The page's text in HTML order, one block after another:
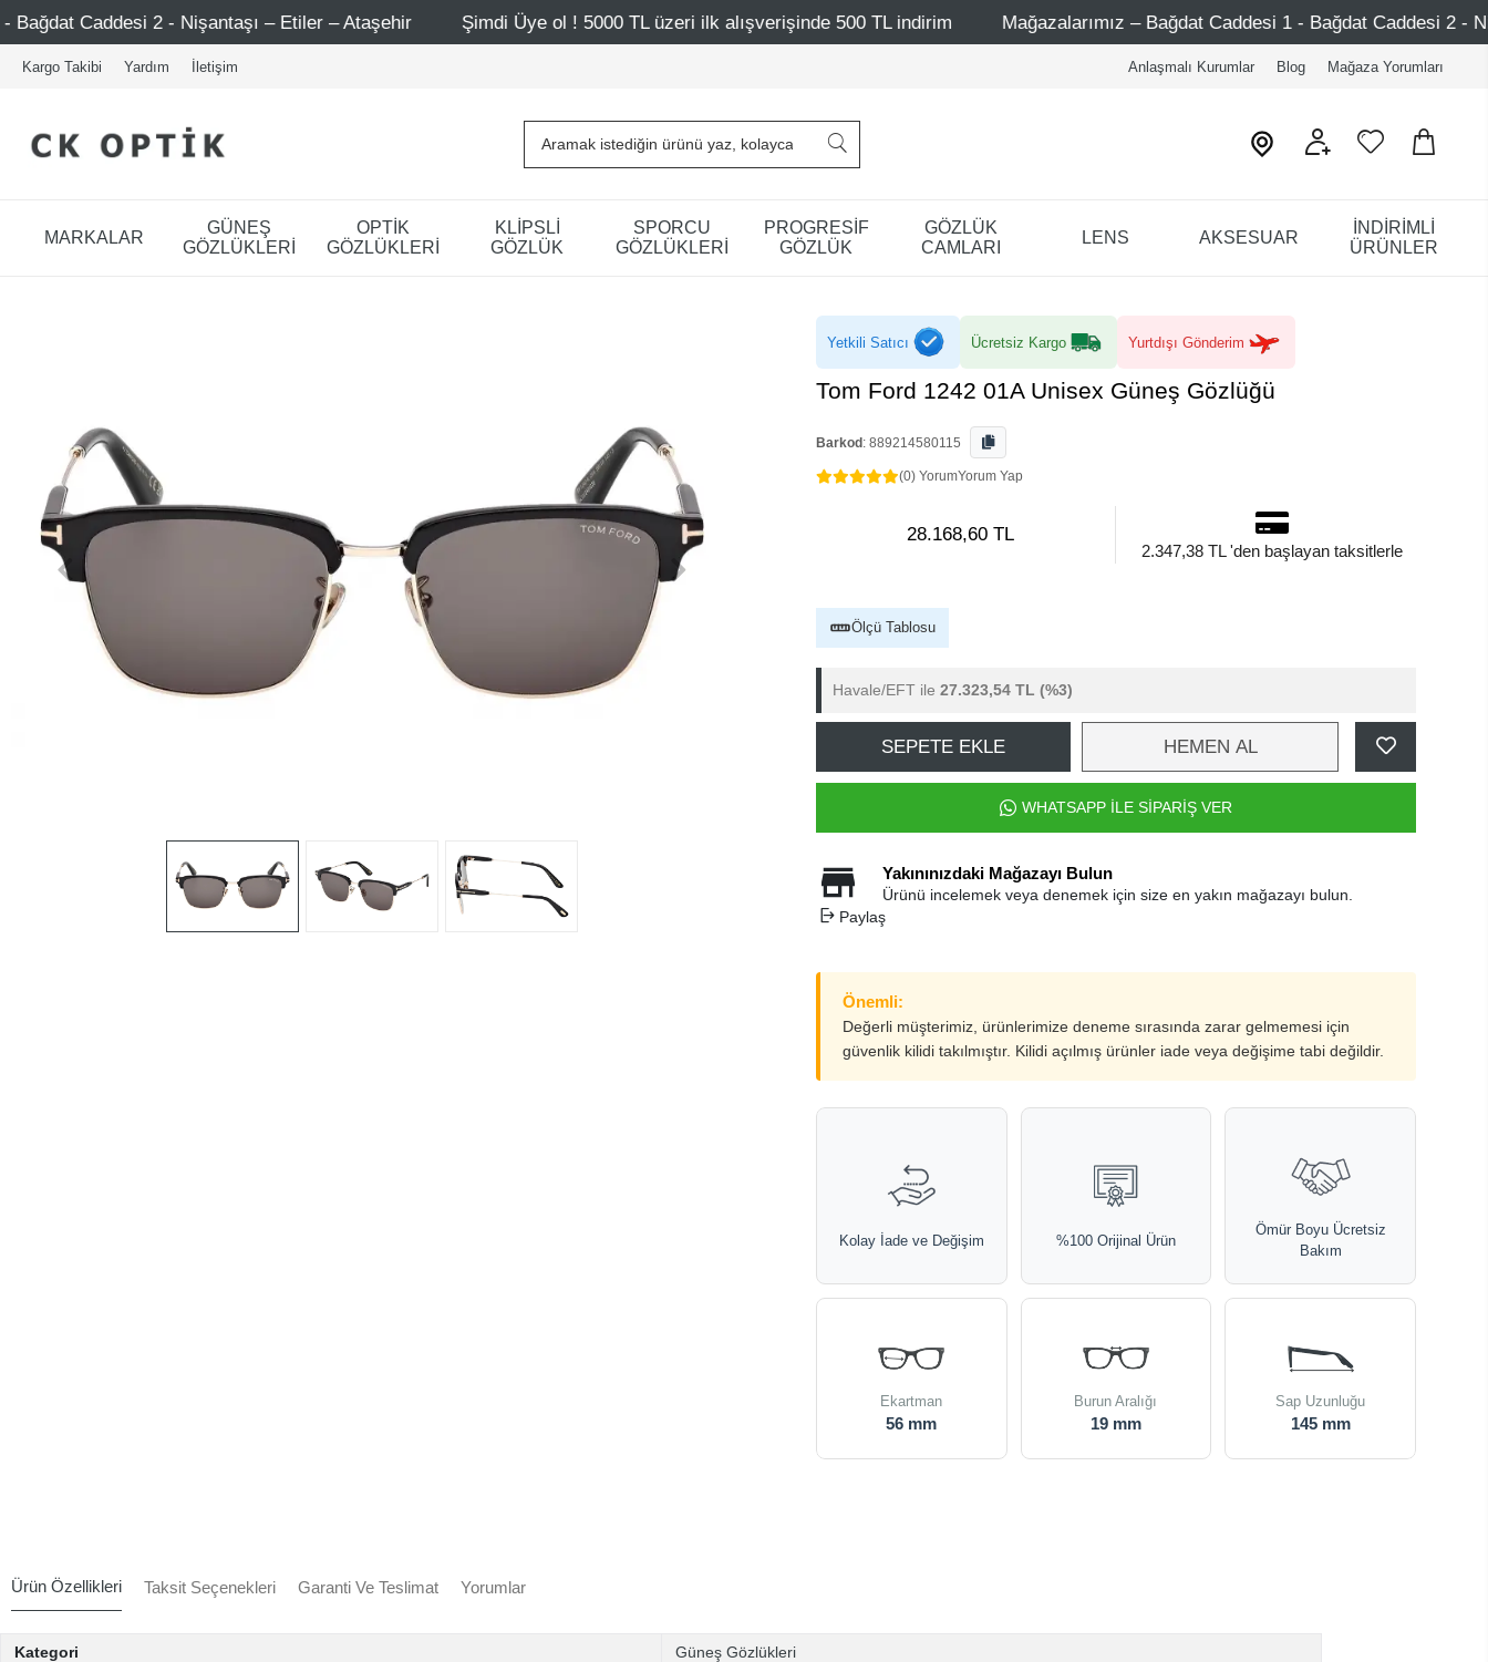
2 - Nişantaşı – Etiler – Ataşehir Şimdi Üye ol ! 5000 TL üzeri ilk alışverişinde 500 TL indirim Mağazalarımız – Bağdat Caddesi 1 - Bağdat Caddesi 2 - Nişantaşı – Etiler
Kargo Takibi Yardım İletişim Anlaşmalı Kurumlar Blog Mağaza Yorumları
MARKALAR
GÜNEŞ
GÖZLÜKLERİ
OPTİK
GÖZLÜKLERİ
KLİPSLİ
GÖZLÜK
SPORCU
GÖZLÜKLERİ
PROGRESİF
GÖZLÜK
GÖZLÜK
CAMLARI
LENS AKSESUAR
İNDİRİMLİ
ÜRÜNLER
Yetkili Satıcı Ücretsiz Kargo Yurtdışı Gönderim
Tom Ford 1242 01A Unisex Güneş Gözlüğü
Barkod : 889214580115
(0) YorumYorum Yap
28.168,60 TL
2.347,38 TL 'den başlayan taksitlerle
Ölçü Tablosu
Havale/EFT ile 27.323,54 TL (%3)
SEPETE EKLE HEMEN AL
WHATSAPP İLE SİPARİŞ VER
Yakınınızdaki Mağazayı Bulun
Ürünü incelemek veya denemek için size en yakın mağazayı bulun.
Paylaş
Önemli:
Değerli müşterimiz, ürünlerimize deneme sırasında zarar gelmemesi için
güvenlik kilidi takılmıştır. Kilidi açılmış ürünler iade veya değişime tabi değildir.
Kolay İade ve Değişim %100 Orijinal Ürün
Ömür Boyu Ücretsiz
Bakım
Ekartman
56 mm
Burun Aralığı
19 mm
Sap Uzunluğu
145 mm
Ürün Özellikleri Taksit Seçenekleri Garanti Ve Teslimat Yorumlar
Kategori Güneş Gözlükleri